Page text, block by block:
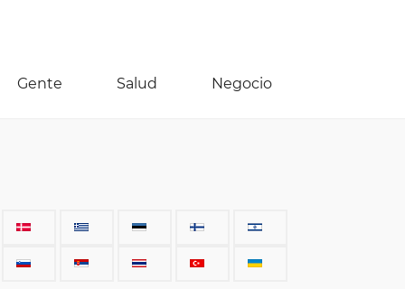
Gente Salud Negocio